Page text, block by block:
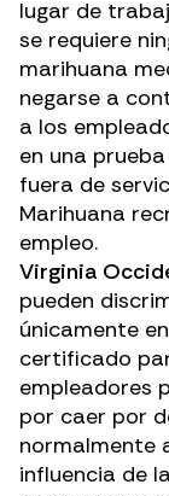
lugar de
se requiere
marihuana
negarse a
a los
en una
fuera de
Marihuana
empleo.
Virginia
pueden
únicamente
certificado
empleadores
por caer por
normalmente
influencia de